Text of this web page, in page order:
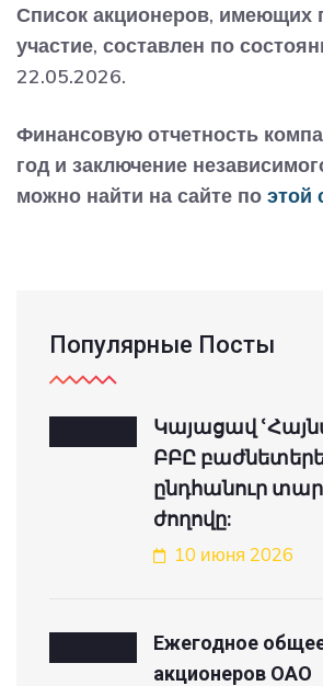
Список акционеров, имеющих
участие, составлен по
22.05.2026.
Финансовую отчетность
год и заключение
можно найти на сайте по этой
Популярные Посты
Կայացավ
ԲԲԸ
ընդհանուր
ժողովը:
10 июня 2026
Ежегодное
акционеров ОАО